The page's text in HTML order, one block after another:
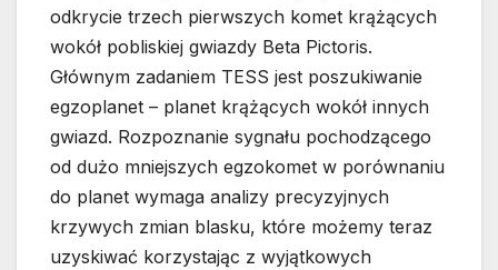
odkrycie trzech pierwszych komet krążących
wokół pobliskiej gwiazdy Beta Pictoris.
Głównym zadaniem TESS jest poszukiwanie
egzoplanet – planet krążących wokół innych
gwiazd. Rozpoznanie sygnału pochodzącego
od dużo mniejszych egzokomet w porównaniu
do planet wymaga analizy precyzyjnych
krzywych zmian blasku, które możemy teraz
uzyskiwać korzystając z wyjątkowych